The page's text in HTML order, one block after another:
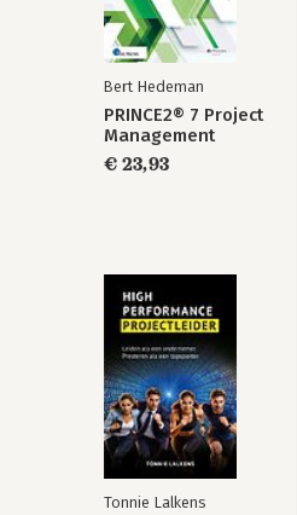
Bert Hedeman
PRINCE2® 7 Project
Management
€ 23,93
Tonnie Lalkens